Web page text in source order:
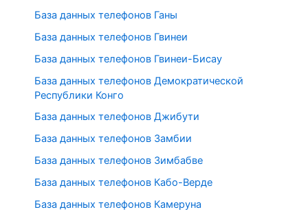
База данных телефонов Ганы
База данных телефонов Гвинеи
База данных телефонов Гвинеи-Бисау
База данных телефонов Демократической
Республики Конго
База данных телефонов Джибути
База данных телефонов Замбии
База данных телефонов Зимбабве
База данных телефонов Кабо-Верде
База данных телефонов Камеруна